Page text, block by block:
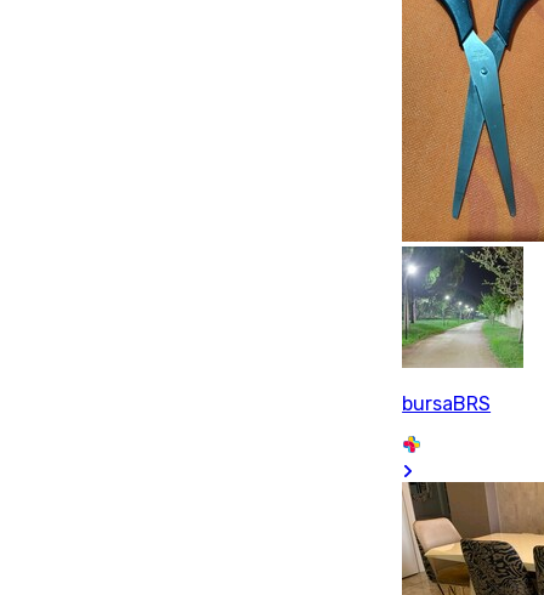
bursaBRS